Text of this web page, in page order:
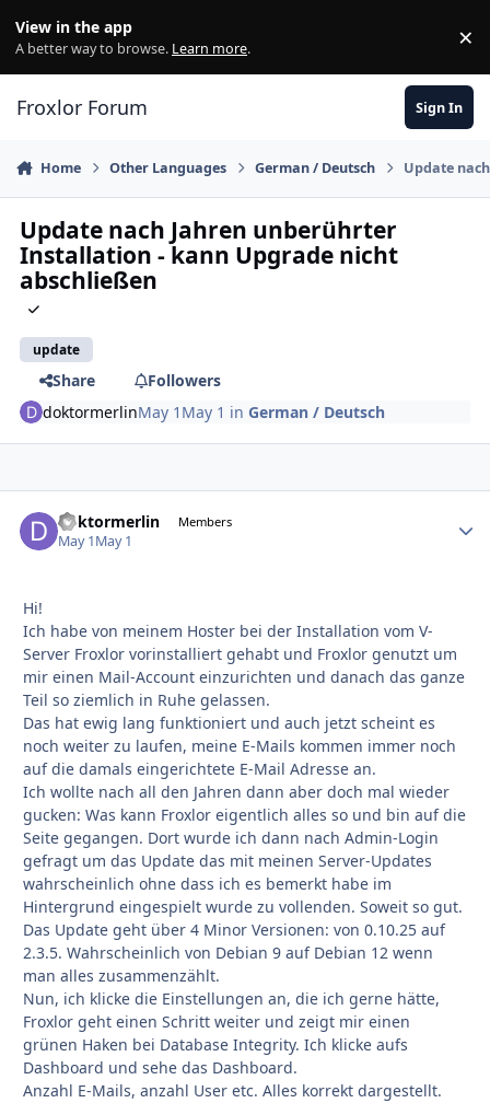
View in the app
A better way to browse. Learn more. ×
Froxlor Forum Sign In
Home Other Languages German / Deutsch Update
Update nach Jahren unberührter
Installation - kann Upgrade nicht
abschließen
update
Share
Followers
doktormerlinMay 1 May 1 inGerman / Deutsch
doktormerlin Members
May 1May 1
Hi!
Ich habe von meinem Hoster bei der Installation vom V-
Server Froxlor vorinstalliert gehabt und Froxlor genutzt um
mir einen Mail-Account einzurichten und danach das ganze
Teil so ziemlich in Ruhe gelassen.
Das hat ewig lang funktioniert und auch jetzt scheint es
noch weiter zu laufen, meine E-Mails kommen immer noch
auf die damals eingerichtete E-Mail Adresse an.
Ich wollte nach all den Jahren dann aber doch mal wieder
gucken: Was kann Froxlor eigentlich alles so und bin auf die
Seite gegangen. Dort wurde ich dann nach Admin-Login
gefragt um das Update das mit meinen Server-Updates
wahrscheinlich ohne dass ich es bemerkt habe im
Hintergrund eingespielt wurde zu vollenden. Soweit so gut.
Das Update geht über 4 Minor Versionen: von 0.10.25 auf
2.3.5. Wahrscheinlich von Debian 9 auf Debian 12 wenn
man alles zusammenzählt.
Nun, ich klicke die Einstellungen an, die ich gerne hätte,
Froxlor geht einen Schritt weiter und zeigt mir einen
grünen Haken bei Database Integrity. Ich klicke aufs
Dashboard und sehe das Dashboard.
Anzahl E-Mails, anzahl User etc. Alles korrekt dargestellt.